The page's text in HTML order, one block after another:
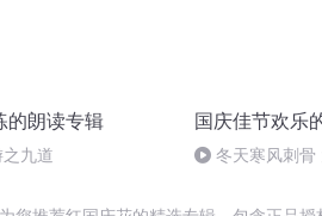
的朗读专辑
九道
国庆佳节欢乐
冬天寒风刺骨